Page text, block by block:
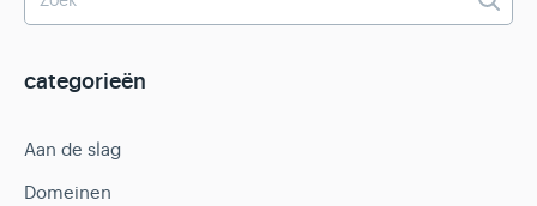
categorieën
Aan de slag
Domeinen